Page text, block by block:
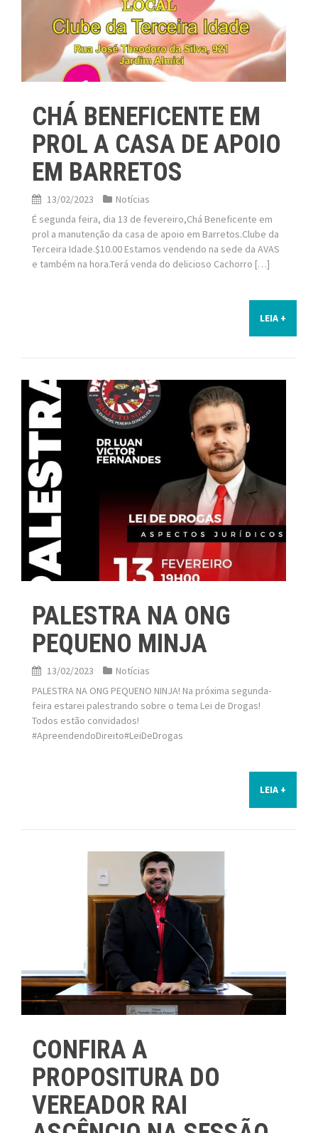
CHÁ BENEFICENTE EM
PROL A CASA DE APOIO
EM BARRETOS
13/02/2023
Notícias
É segunda feira, dia 13 de fevereiro,Chá Beneficente em
prol a manutenção da casa de apoio em Barretos.Clube da
Terceira Idade.$10.00 Estamos vendendo na sede da AVAS
e também na hora.Terá venda do delicioso Cachorro […]
LEIA +
PALESTRA NA ONG
PEQUENO MINJA
13/02/2023
Notícias
PALESTRA NA ONG PEQUENO NINJA! Na próxima segunda-
feira estarei palestrando sobre o tema Lei de Drogas!
Todos estão convidados!
#ApreendendoDireito#LeiDeDrogas
LEIA +
CONFIRA A
PROPOSITURA DO
VEREADOR RAI